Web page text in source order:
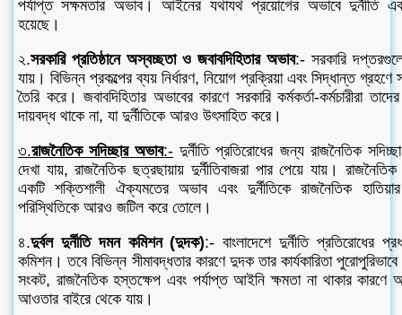
পর্যাপ্ত সক্ষমতার অভাব। আইনের যথাযথ প্রয়োগের অভাবে দুর্নীতি
হয়েছে।
২.সরকারি প্রতিষ্ঠানে অস্বচ্ছতা ও জবাবদিহিতার অভাব:- সরকারি
যায়। বিভিন্ন প্রকল্পের ব্যয় নির্ধারণ, নিয়োগ প্রক্রিয়া এবং সিদ্ধান্ত
তৈরি করে। জবাবদিহিতার অভাবের কারণে সরকারি কর্মকর্তা-কর্মচারীরা
দায়বদ্ধ থাকে না, যা দুর্নীতিকে আরও উৎসাহিত করে।
৩.রাজনৈতিক সদিচ্ছার অভাব:- দুর্নীতি প্রতিরোধের জন্য রাজনৈতিক
দেখা যায়, রাজনৈতিক ছত্রছায়ায় দুর্নীতিবাজরা পার পেয়ে যায়।
একটি শক্তিশালী ঐক্যমতের অভাব এবং দুর্নীতিকে রাজনৈতিক
পরিস্থিতিকে আরও জটিল করে তোলে।
৪.দুর্বল দুর্নীতি দমন কমিশন (দুদক):- বাংলাদেশে দুর্নীতি প্রতিরোধের
কমিশন। তবে বিভিন্ন সীমাবদ্ধতার কারণে দুদক তার কার্যকারিতা
সংকট, রাজনৈতিক হস্তক্ষেপ এবং পর্যাপ্ত আইনি ক্ষমতা না থাকার কারণে
আওতার বাইরে থেকে যায়।